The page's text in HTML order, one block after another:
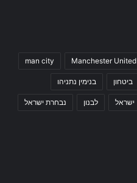
Manchester United
man city
ביטחון בנימין נתניהו
ישראל לבנון נבחרת ישראל